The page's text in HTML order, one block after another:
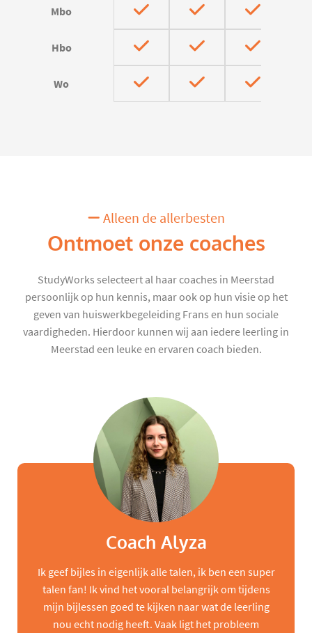
Mbo
Hbo
Wo
Alleen de allerbesten
Ontmoet onze coaches
StudyWorks selecteert al haar coaches in Meerstad
persoonlijk op hun kennis, maar ook op hun visie op het
geven van huiswerkbegeleiding Frans en hun sociale
vaardigheden. Hierdoor kunnen wij aan iedere leerling in
Meerstad een leuke en ervaren coach bieden.
Coach Alyza
Ik geef bijles in eigenlijk alle talen, ik ben een super
talen fan! Ik vind het vooral belangrijk om tijdens
mijn bijlessen goed te kijken naar wat de leerling
nou echt nodig heeft. Vaak ligt het probleem